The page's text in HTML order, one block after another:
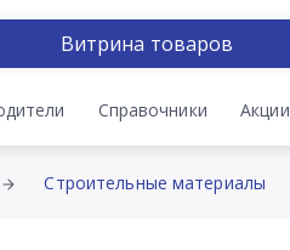
Витрина товаров
Справочники Акции
Строительные материалы